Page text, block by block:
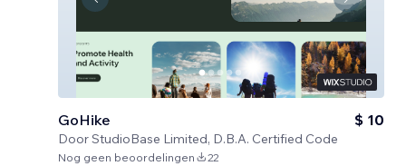
GoHike
DoorStudioBase Limited, D.B.A. Certified Code
$ 10
Nog geen beoordelingen 22